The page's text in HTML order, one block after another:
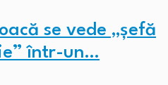
se vede „șefă
într-un…